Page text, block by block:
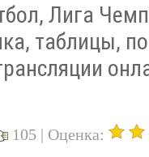
Лига
таблицы,
105 | Оценка: